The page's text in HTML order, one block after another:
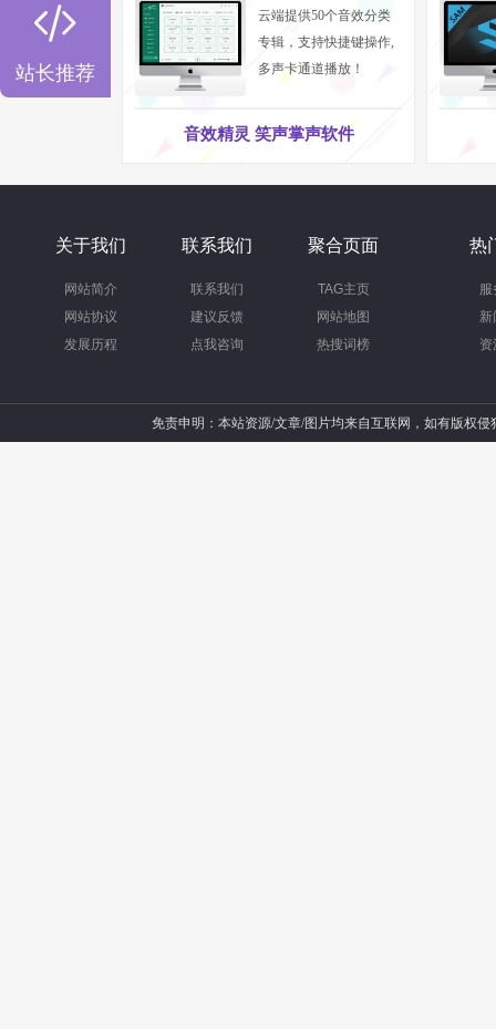

站长推荐
云端提供50个音效分类
专辑，支持快捷键操作,
多声卡通道播放！
音效精灵 笑声掌声软件
关于我们
网站简介
网站协议
发展历程
联系我们
联系我们
建议反馈
点我咨询
聚合页面
TAG主页
网站地图
热搜词榜
热
服
新
资
免责申明：本站资源/文章/图片均来自互联网，如有版权